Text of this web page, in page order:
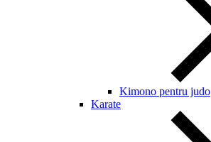
Kimono pentru judo
Karate